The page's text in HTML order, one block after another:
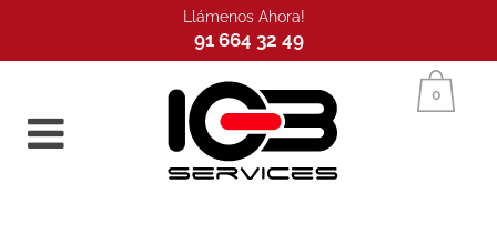
Llámenos Ahora!
91 664 32 49
Inicio 0